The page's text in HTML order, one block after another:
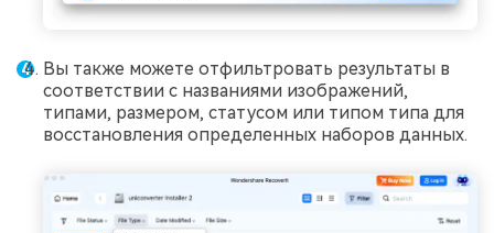
Вы также можете отфильтровать результаты в
соответствии с названиями изображений,
типами, размером, статусом или типом типа для
восстановления определенных наборов данных.